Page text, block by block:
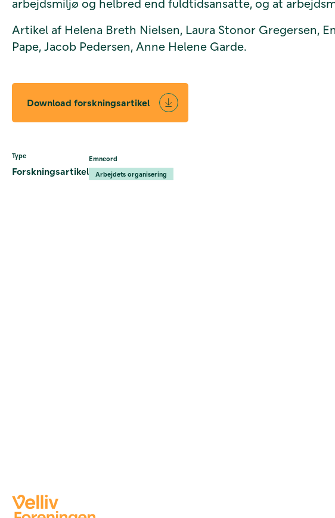
arbejdsmiljø og helbred end fuldtidsansatte, og at
Artikel af Helena Breth Nielsen, Laura Stonor Gregersen,
Pape, Jacob Pedersen, Anne Helene Garde.
Download forskningsartikel
Type
Forskningsartikel
Emneord
Arbejdets organisering